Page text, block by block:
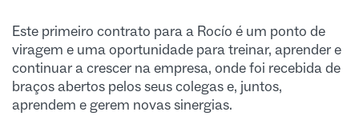
Este primeiro contrato para a Rocío é um ponto de
viragem e uma oportunidade para treinar, aprender e
continuar a crescer na empresa, onde foi recebida de
braços abertos pelos seus colegas e, juntos,
aprendem e gerem novas sinergias.